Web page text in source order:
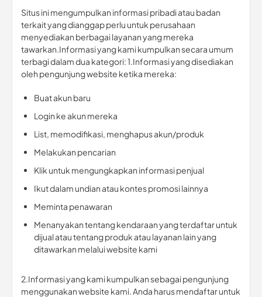
Situs ini mengumpulkan informasi pribadi atau badan
terkait yang dianggap perlu untuk perusahaan
menyediakan berbagai layanan yang mereka
tawarkan.Informasi yang kami kumpulkan secara umum
terbagi dalam dua kategori: 1.Informasi yang disediakan
oleh pengunjung website ketika mereka:
Buat akun baru
Login ke akun mereka
List, memodifikasi, menghapus akun/produk
Melakukan pencarian
Klik untuk mengungkapkan informasi penjual
Ikut dalam undian atau kontes promosi lainnya
Meminta penawaran
Menanyakan tentang kendaraan yang terdaftar untuk
dijual atau tentang produk atau layanan lain yang
ditawarkan melalui website kami
2.Informasi yang kami kumpulkan sebagai pengunjung
menggunakan website kami. Anda harus mendaftar untuk